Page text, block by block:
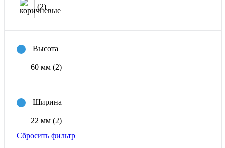
(2)
Высота
60 мм (2)
Ширина
22 мм (2)
Сбросить фильтр